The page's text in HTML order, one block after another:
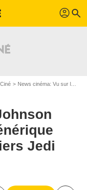
profil search
News cinéma: Vu sur le web
Jedi